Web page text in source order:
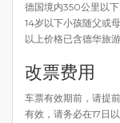
德国境内350公里以
14岁以下小孩随父或母
以上价格已含德华旅
改票费用
车票有效期前，请提
有效，请务必在17日